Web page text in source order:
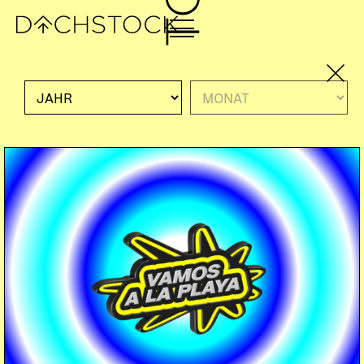
Fr, 15.05.2026
TECHNO PLAYFUL CLUB FACE2FACE FUN
HARD-BOUNCE